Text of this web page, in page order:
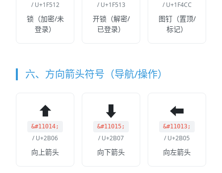
/ U+1F512
锁（加密/未
登录）
/ U+1F513
开锁（解密/
已登录）
/ U+1F4CC
图钉（置顶/
标记）
六、方向箭头符号（导航/操作）
⬆
&#11014;
/ U+2B06
向上箭头
⬇
&#11015;
/ U+2B07
向下箭头
⬅
&#11013;
/ U+2B05
向左箭头